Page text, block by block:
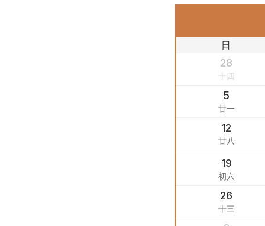
日
28
十四
5
廿一
12
廿八
19
初六
26
十三